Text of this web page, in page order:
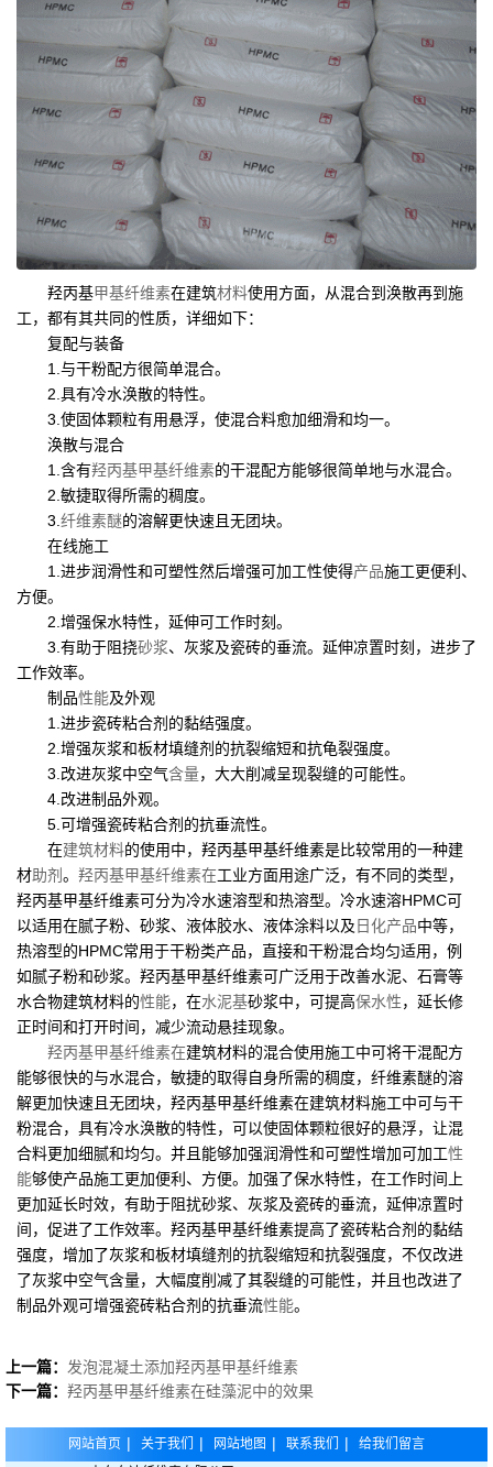
羟丙基甲基纤维素在建筑材料使用方面，从混合到涣散再到施
工，都有其共同的性质，详细如下：
复配与装备
1.与干粉配方很简单混合。
2.具有冷水涣散的特性。
3.使固体颗粒有用悬浮，使混合料愈加细滑和均一。
涣散与混合
1.含有羟丙基甲基纤维素的干混配方能够很简单地与水混合。
2.敏捷取得所需的稠度。
3. 纤维素醚的溶解更快速且无团块。
在线施工
1.进步润滑性和可塑性然后增强可加工性使得产品施工更便利、
方便。
2.增强保水特性，延伸可工作时刻。
3.有助于阻挠砂浆、灰浆及瓷砖的垂流。延伸凉置时刻，进步了
工作效率。
制品性能及外观
1.进步瓷砖粘合剂的黏结强度。
2.增强灰浆和板材填缝剂的抗裂缩短和抗龟裂强度。
3.改进灰浆中空气含量，大大削减呈现裂缝的可能性。
4.改进制品外观。
5.可增强瓷砖粘合剂的抗垂流性。
在建筑材料的使用中，羟丙基甲基纤维素是比较常用的一种建
材助剂。 羟丙基甲基纤维素在工业方面用途广泛，有不同的类型，
羟丙基甲基纤维素可分为冷水速溶型和热溶型。冷水速溶HPMC可
以适用在腻子粉、砂浆、液体胶水、液体涂料以及 日化产品中等，
热溶型的HPMC常用于干粉类产品，直接和干粉混合均匀适用，例
如腻子粉和砂浆。羟丙基甲基纤维素可广泛用于改善水泥、石膏等
水合物建筑材料的性能，在水泥基砂浆中，可提高保水性，延长修
正时间和打开时间，减少流动悬挂现象。
羟丙基甲基纤维素在建筑材料的混合使用施工中可将干混配方
能够很快的与水混合，敏捷的取得自身所需的稠度，纤维素醚的溶
解更加快速且无团块，羟丙基甲基纤维素在建筑材料施工中可与干
粉混合，具有冷水涣散的特性，可以使固体颗粒很好的悬浮，让混
合料更加细腻和均匀。并且能够加强润滑性和可塑性增加可加工性
能够使产品施工更加便利、方便。加强了保水特性，在工作时间上
更加延长时效，有助于阻扰砂浆、灰浆及瓷砖的垂流，延伸凉置时
间，促进了工作效率。羟丙基甲基纤维素提高了瓷砖粘合剂的黏结
强度，增加了灰浆和板材填缝剂的抗裂缩短和抗裂强度，不仅改进
了灰浆中空气含量，大幅度削减了其裂缝的可能性，并且也改进了
制品外观可增强瓷砖粘合剂的抗垂流性能。
上一篇： 发泡混凝土添加羟丙基甲基纤维素
下一篇： 羟丙基甲基纤维素在硅藻泥中的效果
网站首页 | 关于我们 | 网站地图 | 联系我们 |
给我们留言